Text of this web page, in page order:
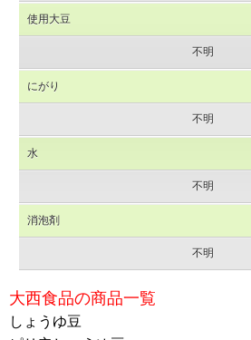
使用大豆
不明
にがり
不明
水
不明
消泡剤
不明
大西食品の商品一覧
しょうゆ豆